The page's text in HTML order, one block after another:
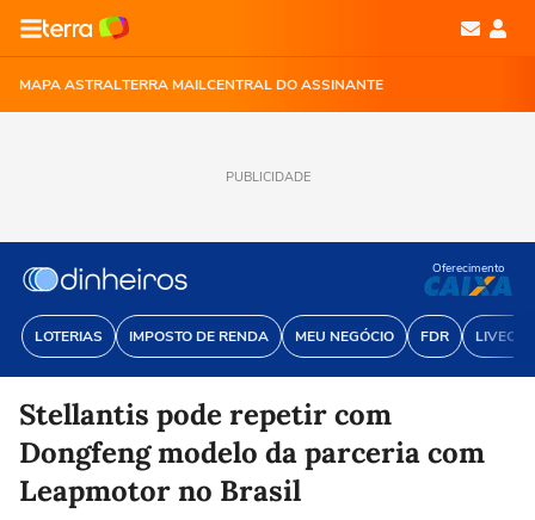
MAPA ASTRALTERRA MAILCENTRAL DO ASSINANTE
PUBLICIDADE
LOTERIAS IMPOSTO DE RENDA MEU NEGÓCIO FDR
Oferecimento
Stellantis pode repetir com
Dongfeng modelo da parceria com
Leapmotor no Brasil